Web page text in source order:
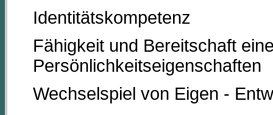
Identitätskompetenz
Fähigkeit und Bereitschaft
Persönlichkeitseigenschaften
Wechselspiel von Eigen -